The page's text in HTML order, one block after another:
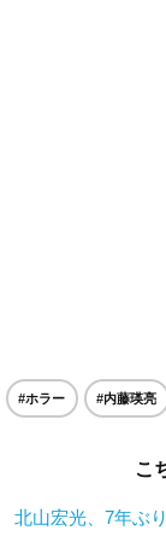
#ホラー #内藤瑛亮
こ
北山宏光、7年ぶ